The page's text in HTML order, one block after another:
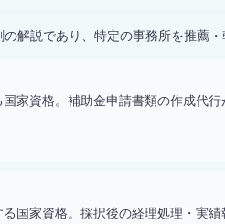
解説であり、特定の事務所を推薦
家資格。補助金申請書類の作成代行
国家資格。採択後の経理処理・実績